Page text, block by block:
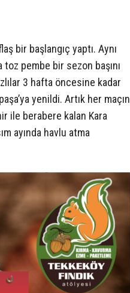
bir başlangıç yaptı. Aynı
toz pembe bir sezon başını
3 hafta öncesine kadar
yenildi. Artık her maçın
ile berabere kalan Kara
ayında havlu atma